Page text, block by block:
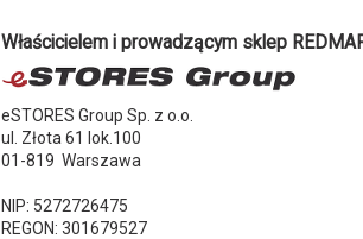
Właścicielem i prowadzącym sklep
eSTORES Group Sp. z o.o.
ul. Złota 61 lok.100
01-819 Warszawa
NIP: 5272726475
REGON: 301679527